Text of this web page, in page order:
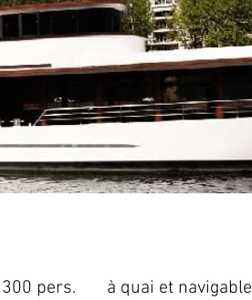
pers.
à quai et navigable